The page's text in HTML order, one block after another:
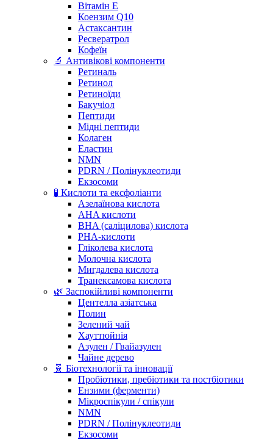
Вітамін Е
Коензим Q10
Астаксантин
Ресвератрол
Кофеїн
🔬 Антивікові компоненти
Ретиналь
Ретинол
Ретиноїди
Бакучіол
Пептиди
Мідні пептиди
Колаген
Еластин
NMN
PDRN / Полінуклеотиди
Екзосоми
🧪 Кислоти та ексфоліанти
Азелаїнова кислота
AHA кислоти
BHA (саліцилова) кислота
PHA-кислоти
Гліколева кислота
Молочна кислота
Мигдалева кислота
Транексамова кислота
🌿 Заспокійливі компоненти
Центелла азіатська
Полин
Зелений чай
Хауттюйнія
Азулен / Гвайазулен
Чайне дерево
🧬 Біотехнології та інновації
Пробіотики, пребіотики та постбіотики
Ензими (ферменти)
Мікроспікули / спікули
NMN
PDRN / Полінуклеотиди
Екзосоми